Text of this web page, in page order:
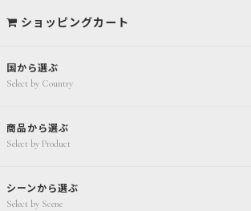
国から選ぶ
Select by Country
商品から選ぶ
Select by Product
シーンから選ぶ
Select by Scene
ショッピングカート